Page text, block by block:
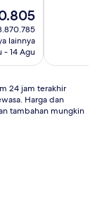
lainnya
- 14 Agu
24 jam terakhir
Harga dan
tambahan mungkin